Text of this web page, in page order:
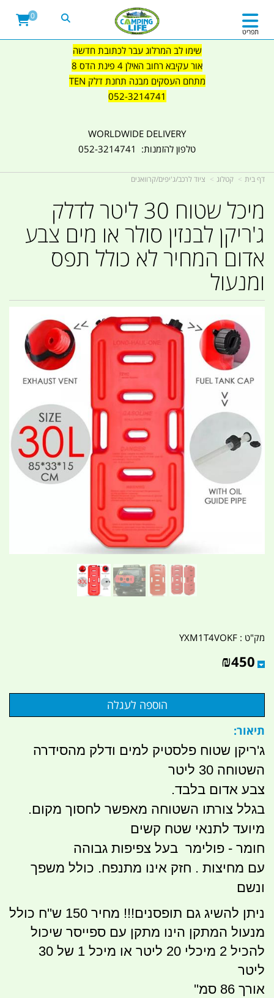
שימו לב המרלוג עבר לכתובת חדשה
אור עקיבא רחוב האילן 4 פינת הדס 8
מתחם העסקים מבנה תחנת דלק TEN
052-3214741
WORLDWIDE DELIVERY
טלפון להזמנות: 052-3214741
תפריט
0
דף בית קטלוג ציוד לרכב/ג'יפים/קרוואנים
מיכל שטוח 30 ליטר לדלק
ג'ריקן לבנזין סולר או מים צבע
אדום המחיר לא כולל תפס
ומנעול
מק"ט : YXM1T4VOKF
₪450
תיאור:
ג'ריקן שטוח פלסטיק למים ודלק מהסידרה
השטוחה 30 ליטר
צבע אדום בלבד.
בגלל צורתו השטוחה מאפשר לחסוך מקום.
מיועד לתנאי שטח קשים
חומר - פולימר בעל צפיפות גבוהה
עם מחיצות . חזק אינו מתנפח. כולל משפך
ונשם
ניתן להשיג גם תופסנים!!! מחיר 150 ש''ח כולל
מנעול המתקן הינו מתקן עם ספייסר שיכול
להכיל 2 מיכלי 20 ליטר או מיכל 1 של 30
ליטר
אורך 86 סמ''